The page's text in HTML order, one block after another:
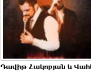
Դավիթ Հակոբյան և